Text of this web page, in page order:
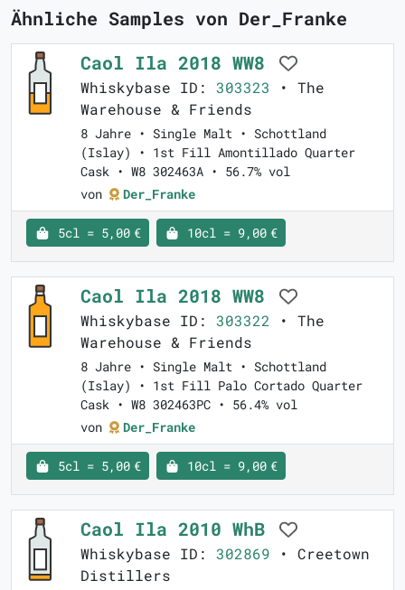
Ähnliche Samples von Der_Franke
Caol Ila 2018 WW8
Whiskybase ID: 303323 • The
Warehouse & Friends
8 Jahre • Single Malt • Schottland
(Islay) • 1st Fill Amontillado Quarter
Cask • W8 302463A • 56.7% vol
von
Der_Franke
5cl = 5,00 € 10cl = 9,00 €
Caol Ila 2018 WW8
Whiskybase ID: 303322 • The
Warehouse & Friends
8 Jahre • Single Malt • Schottland
(Islay) • 1st Fill Palo Cortado Quarter
Cask • W8 302463PC • 56.4% vol
von
Der_Franke
5cl = 5,00 € 10cl = 9,00 €
Caol Ila 2010 WhB
Whiskybase ID: 302869 • Creetown
Distillers